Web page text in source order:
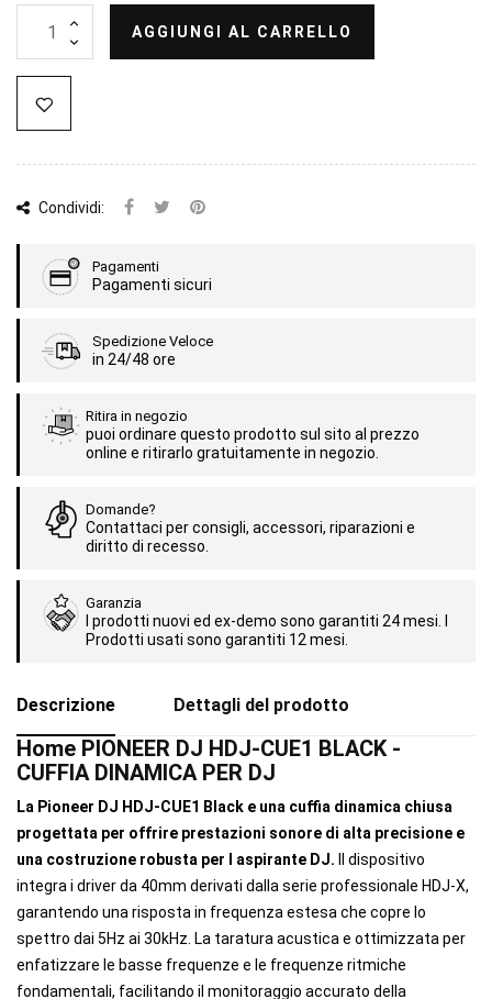
AGGIUNGI AL CARRELLO
Condividi:
Pagamenti
Pagamenti sicuri
Spedizione Veloce
in 24/48 ore
Ritira in negozio
puoi ordinare questo prodotto sul sito al prezzo
online e ritirarlo gratuitamente in negozio.
Domande?
Contattaci per consigli, accessori, riparazioni e
diritto di recesso.
Garanzia
I prodotti nuovi ed ex-demo sono garantiti 24 mesi. I
Prodotti usati sono garantiti 12 mesi.
Descrizione Dettagli del prodotto
Home PIONEER DJ HDJ-CUE1 BLACK -
CUFFIA DINAMICA PER DJ
La Pioneer DJ HDJ-CUE1 Black e una cuffia dinamica chiusa
progettata per offrire prestazioni sonore di alta precisione e
una costruzione robusta per l aspirante DJ. Il dispositivo
integra i driver da 40mm derivati dalla serie professionale HDJ-X,
garantendo una risposta in frequenza estesa che copre lo
spettro dai 5Hz ai 30kHz. La taratura acustica e ottimizzata per
enfatizzare le basse frequenze e le frequenze ritmiche
fondamentali, facilitando il monitoraggio accurato della